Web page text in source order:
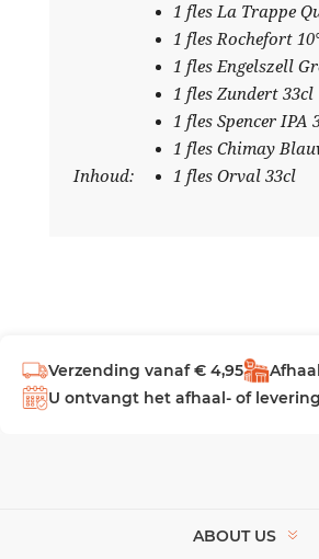
Inhoud:
1 fles La Trappe
1 fles Rochefort
1 fles Engelszell
1 fles Zundert 33cl
1 fles Spencer IPA
1 fles Chimay
1 fles Orval 33cl
Verzending vanaf € 4,95
U ontvangt het afhaal- of
ABOUT US